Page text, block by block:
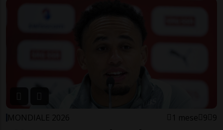
MONDIALE 2026 1 mese 9 9